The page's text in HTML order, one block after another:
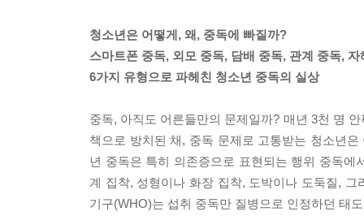
청소년은 어떻게, 왜, 중독에 빠질까?
스마트폰 중독, 외모 중독, 담배 중독, 관계 중독,
6가지 유형으로 파헤친 청소년 중독의 실상
중독, 아직도 어른들만의 문제일까? 매년 3천 명
책으로 방치된 채, 중독 문제로 고통받는 청소년
년 중독은 특히 의존증으로 표현되는 행위 중독
계 집착, 성형이나 화장 집착, 도박이나 도둑질,
기구(WHO)는 섭취 중독만 질병으로 인정하던 태